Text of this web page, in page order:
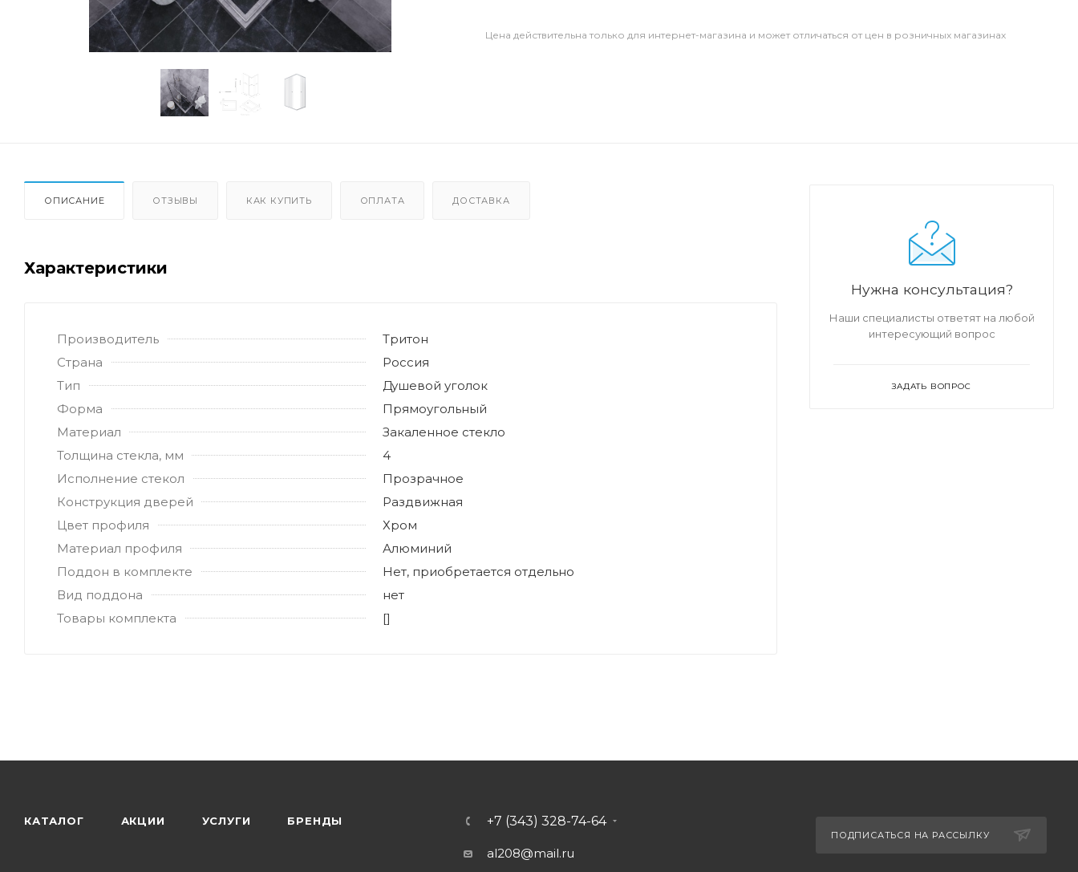
Цена действительна только для интернет-магазина и может отличаться от цен в розничных магазинах
ОПИСАНИЕ ОТЗЫВЫ КАК КУПИТЬ ОПЛАТА ДОСТАВКА
Характеристики
Производитель
Тритон
Страна
Россия
Тип
Душевой уголок
Форма
Прямоугольный
Материал
Закаленное стекло
Толщина стекла, мм
4
Исполнение стекол
Прозрачное
Конструкция дверей
Раздвижная
Цвет профиля
Хром
Материал профиля
Алюминий
Поддон в комплекте
Нет, приобретается отдельно
Вид поддона
нет
Товары комплекта
[]
Нужна консультация?
Наши специалисты ответят на любой
интересующий вопрос
ЗАДАТЬ ВОПРОС
КАТАЛОГ АКЦИИ УСЛУГИ БРЕНДЫ +7 (343) 328-74-64
al208@mail.ru
ПОДПИСАТЬСЯ НА РАССЫЛКУ